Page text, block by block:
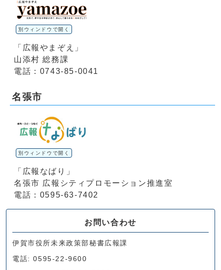
別ウィンドウで開く
「広報やまぞえ」
山添村 総務課
電話：0743-85-0041
名張市
別ウィンドウで開く
「広報なばり」
名張市 広報シティプロモーション推進室
電話：0595-63-7402
お問い合わせ
伊賀市役所未来政策部秘書広報課
電話: 0595-22-9600